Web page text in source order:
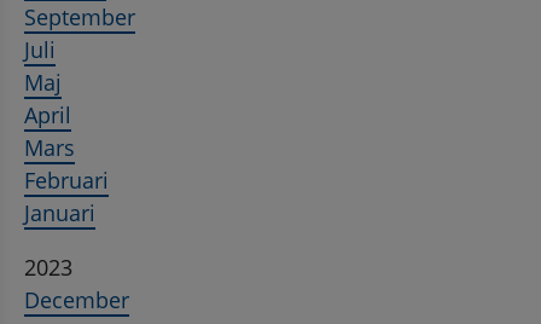
September
Juli
Maj
April
Mars
Februari
Januari
2023
December